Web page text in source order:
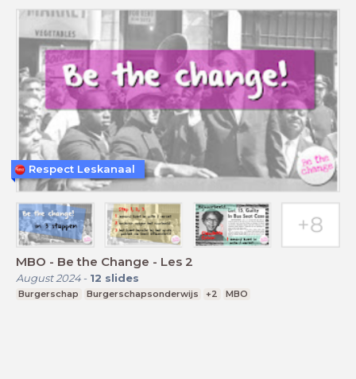
MBO - Be the Change - Les 2
August 2024- 12 slides
Burgerschap Burgerschapsonderwijs +2 MBO
Respect Leskanaal